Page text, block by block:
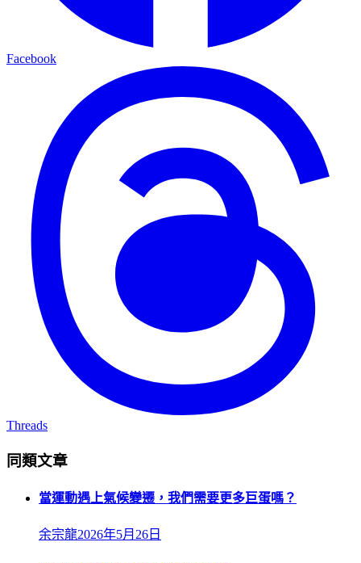
Facebook
Threads
同類文章
當運動遇上氣候變遷，我們需要更多巨蛋嗎？
余宗龍2026年5月26日